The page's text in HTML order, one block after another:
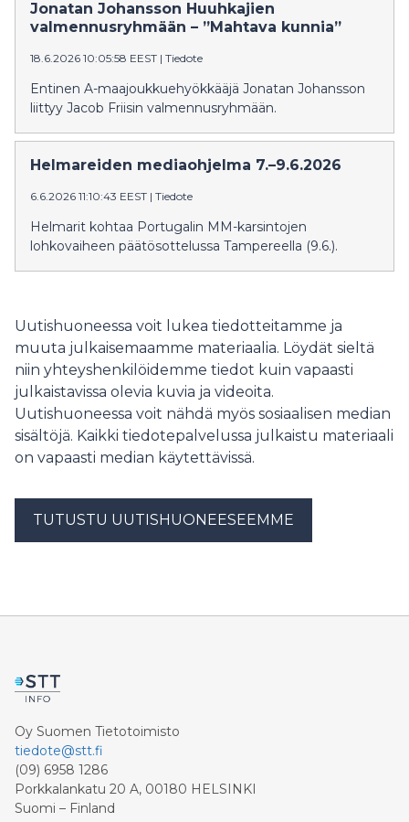
Jonatan Johansson Huuhkajien
valmennusryhmään – ”Mahtava kunnia”
18.6.2026 10:05:58 EEST | Tiedote
Entinen A-maajoukkuehyökkääjä Jonatan Johansson
liittyy Jacob Friisin valmennusryhmään.
Helmareiden mediaohjelma 7.–9.6.2026
6.6.2026 11:10:43 EEST | Tiedote
Helmarit kohtaa Portugalin MM-karsintojen
lohkovaiheen päätösottelussa Tampereella (9.6.).
Uutishuoneessa voit lukea tiedotteitamme ja
muuta julkaisemaamme materiaalia. Löydät sieltä
niin yhteyshenkilöidemme tiedot kuin vapaasti
julkaistavissa olevia kuvia ja videoita.
Uutishuoneessa voit nähdä myös sosiaalisen median
sisältöjä. Kaikki tiedotepalvelussa julkaistu materiaali
on vapaasti median käytettävissä.
TUTUSTU UUTISHUONEESEEMME
Oy Suomen Tietotoimisto
tiedote@stt.fi
(09) 6958 1286
Porkkalankatu 20 A, 00180 HELSINKI
Suomi – Finland